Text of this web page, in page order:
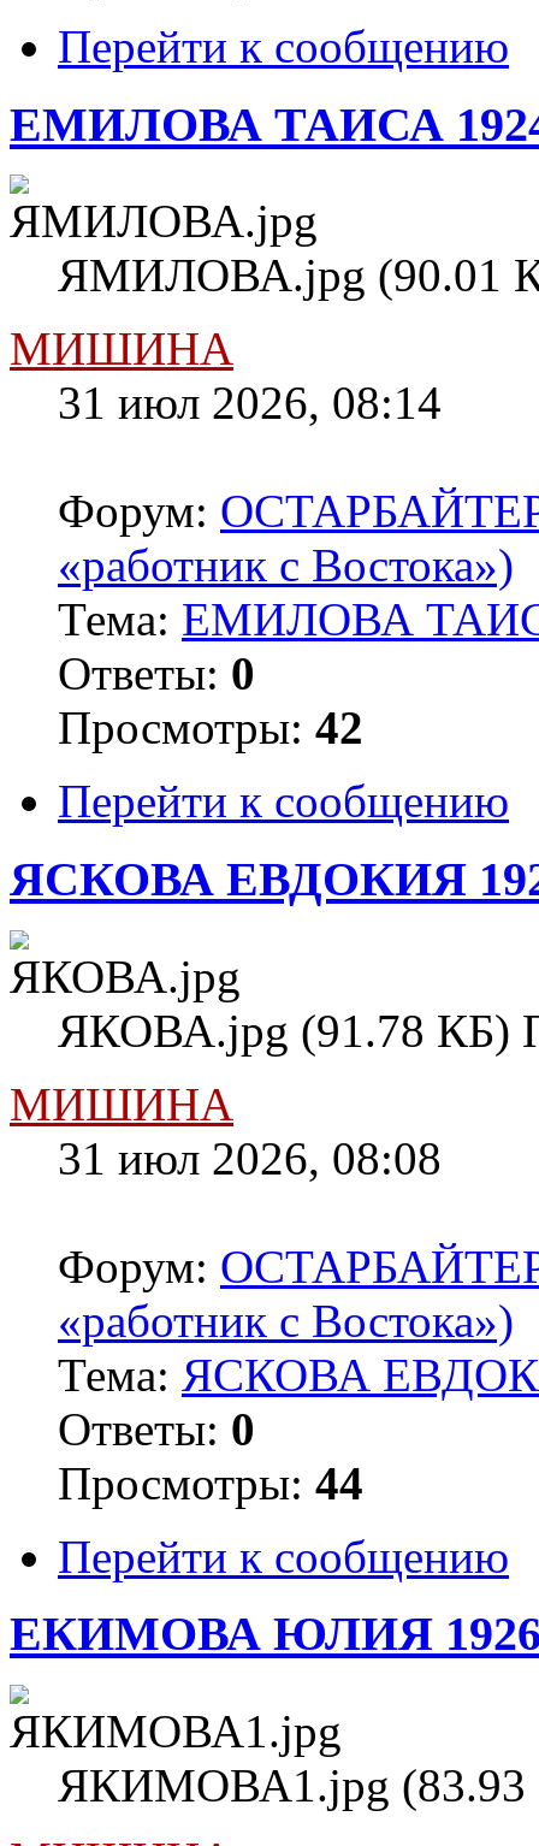
Перейти к сообщению
ЕМИЛОВА ТАИСА
ЯМИЛОВА.jpg (90.01
МИШИНА
31 июл 2026, 08:14
Форум:
«работник с Востока»)
Тема: ЕМИЛОВА
Ответы: 0
Просмотры: 42
Перейти к сообщению
ЯСКОВА ЕВДОКИЯ
ЯКОВА.jpg (91.78 КБ)
МИШИНА
31 июл 2026, 08:08
Форум:
«работник с Востока»)
Тема: ЯСКОВА
Ответы: 0
Просмотры: 44
Перейти к сообщению
ЕКИМОВА ЮЛИЯ
ЯКИМОВА1.jpg (83.93